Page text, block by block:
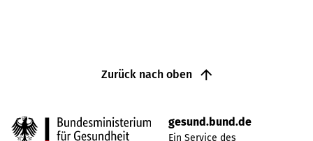
Zurück nach oben
gesund.bund.de
Ein Service des